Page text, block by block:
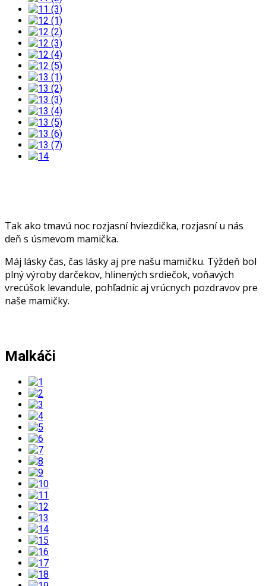
Tak ako tmavú noc rozjasní hviezdička, rozjasní u nás
deň s úsmevom mamička.
Máj lásky čas, čas lásky aj pre našu mamičku. Týždeň bol
plný výroby darčekov, hlinených srdiečok, voňavých
vrecúšok levandule, pohľadníc aj vrúcnych pozdravov pre
naše mamičky.
Malkáči